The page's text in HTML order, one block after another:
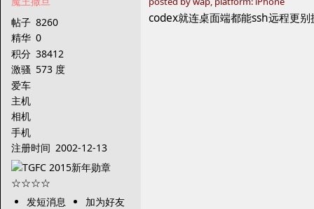
帖子 8260
精华 0
积分 38412
激骚 573 度
爱车
主机
相机
手机
注册时间 2002-12-13
发短消息
加为好友
codex就连桌面端都能ssh远程更